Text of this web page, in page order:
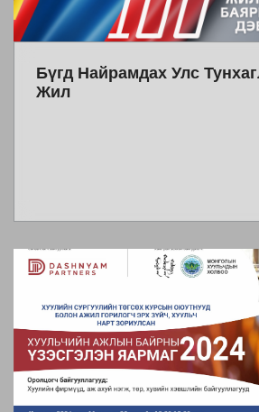
Бүгд Найрамдах Улс
Жил